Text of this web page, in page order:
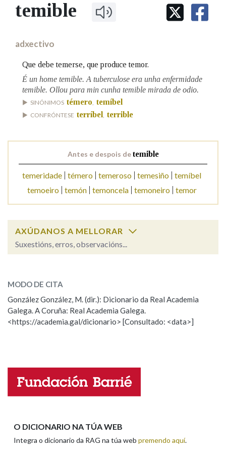
IDENTIDADE CORPORATIVA
MARCIAL DEL ADALID
FIGURAS HOMENAXEADAS
PRIMAVERA DAS LETRAS
PORTAL DAS PALABRAS
Facebook
TwitterYoutubeInstagramBluesky
BUSCAR NOS LEMAS
Remata por
Contén
BUSCAR NO CONTIDO
Nas definicións
Na fraseoloxía
OUTRAS OPCIÓNS DE BUSCA
Marcas gramaticais
temible
adxectivo
Que debe temerse, que produce temor.
É un home temible. A tuberculose era unha enfermidade
temible. Ollou para min cunha temible mirada de odio.
SINÓNIMOS témero temíbel
CONFRÓNTESE terríbel terrible
Antes e despois detemible
temeridade témero temeroso temesiño temíbel
temoeiro
temón temoncela temoneiro temor
AXÚDANOS A MELLORAR
Suxestións, erros, observacións...
ESCOLLE UNHA OPCIÓN:
Observación Hai un erro na palabra
Propoño mellorar a definición
Nome
MODO DE CITA
González González, M. (dir.): Dicionario da Real Academia
Galega. A Coruña: Real Academia Galega.
<https://academia.gal/dicionario> [Consultado: <data>]
O DICIONARIO NA TÚA WEB
Integra o dicionario da RAG na túa web premendo aquí.